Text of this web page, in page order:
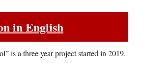
in English
is a three year project started in 2019.